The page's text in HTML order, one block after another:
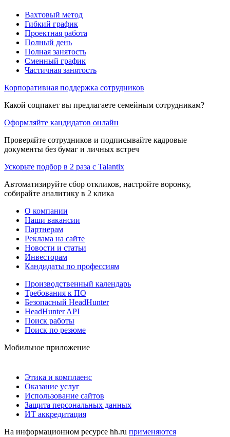
Вахтовый метод
Гибкий график
Проектная работа
Полный день
Полная занятость
Сменный график
Частичная занятость
Корпоративная поддержка сотрудников
Какой соцпакет вы предлагаете семейным сотрудникам?
Оформляйте кандидатов онлайн
Проверяйте сотрудников и подписывайте кадровые
документы без бумаг и личных встреч
Ускорьте подбор в 2 раза с Talantix
Автоматизируйте сбор откликов, настройте воронку,
собирайте аналитику в 2 клика
О компании
Наши вакансии
Партнерам
Реклама на сайте
Новости и статьи
Инвесторам
Кандидаты по профессиям
Производственный календарь
Требования к ПО
Безопасный HeadHunter
HeadHunter API
Поиск работы
Поиск по резюме
Мобильное приложение
Этика и комплаенс
Оказание услуг
Использование сайтов
Защита персональных данных
ИТ аккредитация
На информационном ресурсе hh.ru применяются